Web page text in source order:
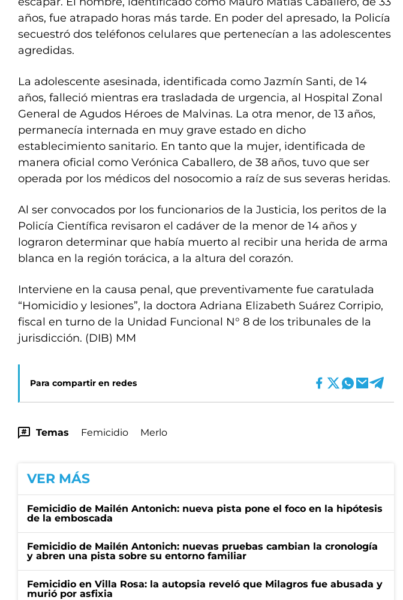
años, fue atrapado horas más tarde. En poder del apresado, la Policía
secuestró dos teléfonos celulares que pertenecían a las adolescentes
agredidas.
La adolescente asesinada, identificada como Jazmín Santi, de 14
años, falleció mientras era trasladada de urgencia, al Hospital Zonal
General de Agudos Héroes de Malvinas. La otra menor, de 13 años,
permanecía internada en muy grave estado en dicho
establecimiento sanitario. En tanto que la mujer, identificada de
manera oficial como Verónica Caballero, de 38 años, tuvo que ser
operada por los médicos del nosocomio a raíz de sus severas heridas.
Al ser convocados por los funcionarios de la Justicia, los peritos de la
Policía Científica revisaron el cadáver de la menor de 14 años y
lograron determinar que había muerto al recibir una herida de arma
blanca en la región torácica, a la altura del corazón.
Interviene en la causa penal, que preventivamente fue caratulada
“Homicidio y lesiones”, la doctora Adriana Elizabeth Suárez Corripio,
fiscal en turno de la Unidad Funcional N° 8 de los tribunales de la
jurisdicción. (DIB) MM
Para compartir en redes
Temas Femicidio Merlo
VER MÁS
Femicidio de Mailén Antonich: nueva pista pone el foco en la hipótesis
de la emboscada
Femicidio de Mailén Antonich: nuevas pruebas cambian la cronología
y abren una pista sobre su entorno familiar
Femicidio en Villa Rosa: la autopsia reveló que Milagros fue abusada y
murió por asfixia